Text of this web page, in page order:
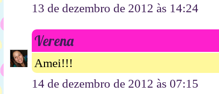
13 de dezembro de 2012 às 14:24
Verena
Amei!!!
14 de dezembro de 2012 às 07:15